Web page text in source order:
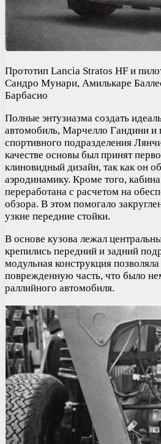
Прототип Lancia Stratos HF и
Сандро Мунари, Амилькаре
Барбасио
Полные энтузиазма создать
автомобиль, Марчелло Гандини и
спортивного подразделения
качестве основы был принят
клиновидный дизайн, так как он
аэродинамику. Кроме того,
переработана с расчетом на
обзора. В этом помогало
узкие передние стойки.
В основе кузова лежал
крепились передний и задний
модульная конструкция
поврежденную часть, что было
раллийного автомобиля.